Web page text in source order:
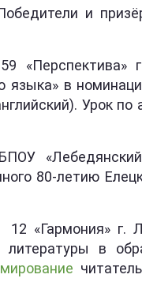
и
г.
языка» в
Урок по
«Лебедянский
80-летию
«Гармония» г.
в